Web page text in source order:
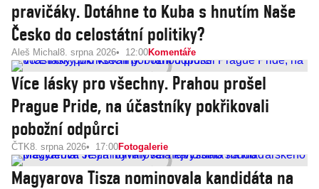
pravičáky. Dotáhne to Kuba s hnutím Naše
Česko do celostátní politiky?
Aleš Michal 8. srpna 2026 12:00Komentáře
Více lásky pro všechny. Prahou prošel
Prague Pride, na účastníky pokřikovali
pobožní odpůrci
ČTK8. srpna 2026 17:00Fotogalerie
Magyarova Tisza nominovala kandidáta na